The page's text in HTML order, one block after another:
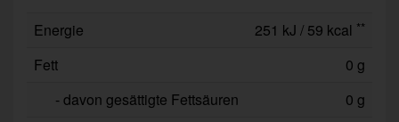
Energie 251 kJ / 59 kcal **
Fett
0 g
- davon gesättigte Fettsäuren
0 g